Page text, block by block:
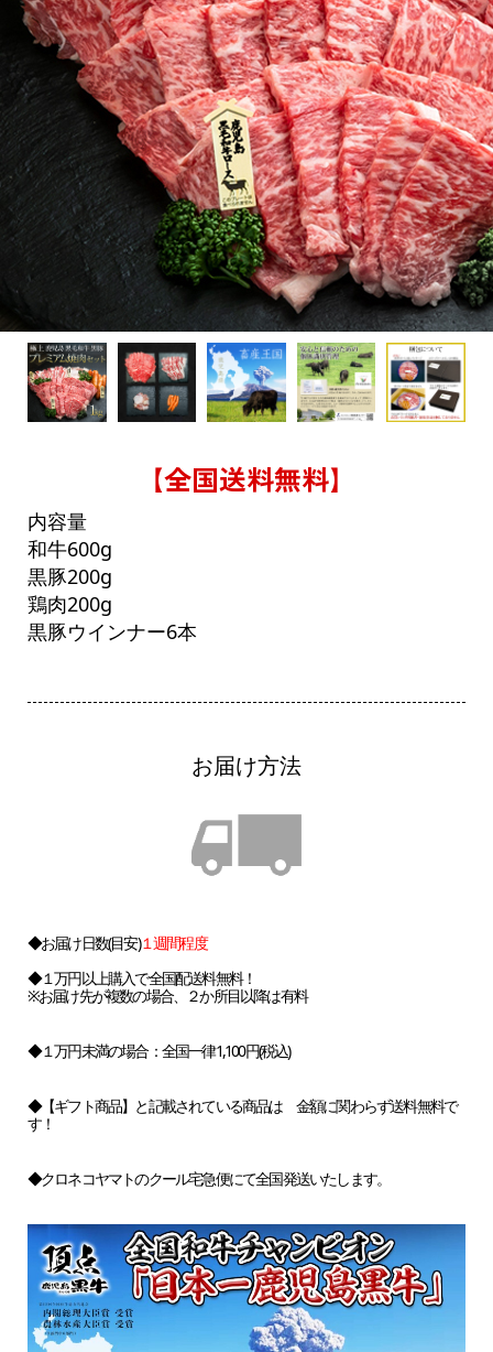
【全国送料無料】
内容量
和牛600g
黒豚200g
鶏肉200g
黒豚ウインナー6本
お届け方法
◆お届け日数(目安)１週間程度
◆１万円以上購入で全国配送料無料！
※お届け先が複数の場合、２か所目以降は有料
◆１万円未満の場合：全国一律1,100円(税込)
◆【ギフト商品】と記載されている商品は 金額に関わらず送料無料で
す！
◆クロネコヤマトのクール宅急便にて全国発送いたします。